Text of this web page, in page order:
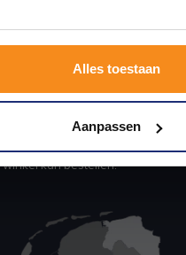
Alles toestaan
Aanpassen
kunt voor badkamertegels
kan bestellen!
Kom langs en ervaar zelf het